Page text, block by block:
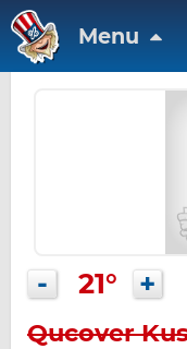
Menu
- 21° +
Qucover